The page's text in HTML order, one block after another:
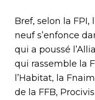
Bref, selon la
neuf s’enfonce
qui a poussé
qui rassemble la
l’Habitat, la
de la FFB,